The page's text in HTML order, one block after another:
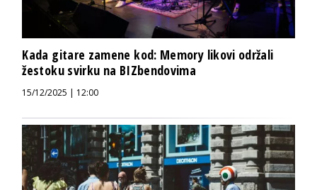
Kada gitare zamene kod: Memory likovi održali
žestoku svirku na BIZbendovima
15/12/2025 | 12:00